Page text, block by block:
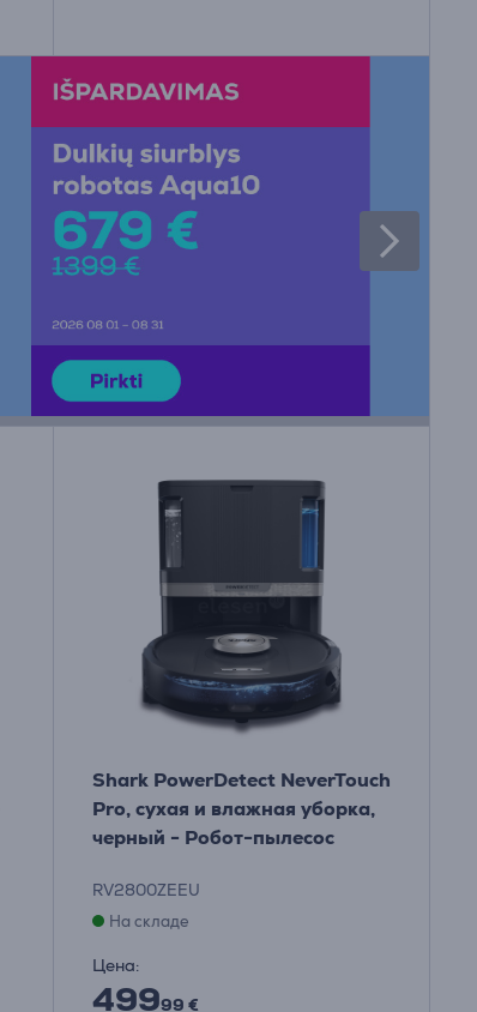
Shark PowerDetect NeverTouch
Pro, сухая и влажная уборка,
черный - Робот-пылесос
RV2800ZEEU
На складе
Цена:
49999 €